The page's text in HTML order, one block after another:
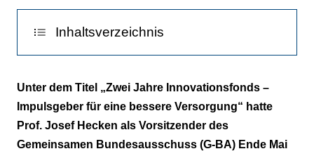
Inhaltsverzeichnis
Projekte müssen evaluiert werden können
Wissenschaft soll Innovationsfonds nutzen
Unter dem Titel „Zwei Jahre Innovationsfonds –
Impulsgeber für eine bessere Versorgung“ hatte
Prof. Josef Hecken als Vorsitzender des
Gemeinsamen Bundesausschuss (G-BA) Ende Mai